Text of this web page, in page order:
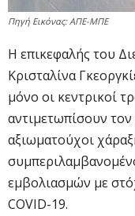
Πηγή Εικόνας: ΑΠΕ-ΜΠΕ
Η επικεφαλής του
Κρισταλίνα
μόνο οι κεντρικοί
αντιμετωπίσουν
αξιωματούχοι
εμβολιασμών με
COVID-19.